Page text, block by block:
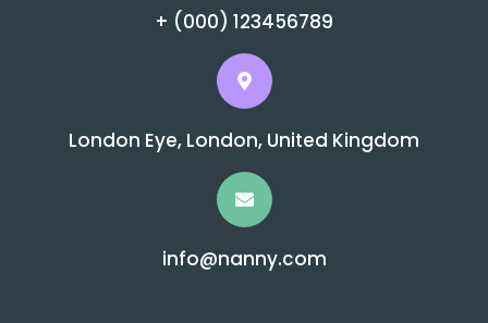
+ (000) 123456789
London Eye, London, United Kingdom
info@nanny.com